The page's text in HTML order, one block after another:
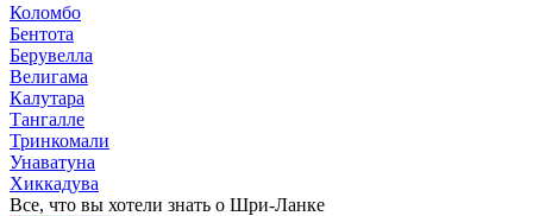
Коломбо
Бентота
Берувелла
Велигама
Калутара
Тангалле
Тринкомали
Унаватуна
Хиккадува
Все, что вы хотели знать o Шри-Ланке